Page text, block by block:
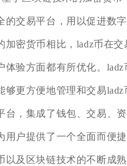
的交易平台，用以促进数
加密货币相比，ladz币在交
体验方面都有所优化。ladz
够更方便地管理和交易ladz
台，集成了钱包、交易、
用户提供了一个全面而便
以及区块链技术的不断成熟